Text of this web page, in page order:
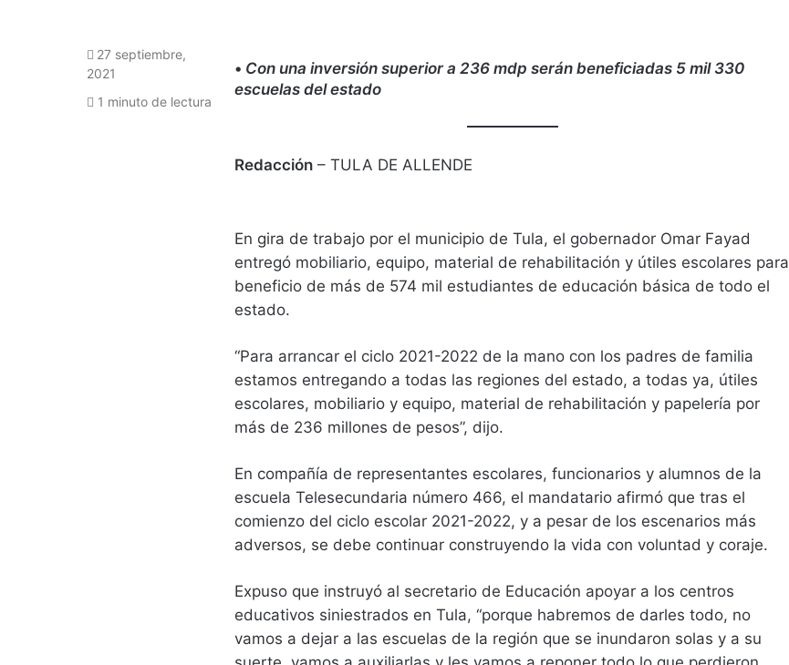
• Con una inversión superior a 236 mdp serán beneficiadas 5 mil 330
escuelas del estado
Redacción – TULA DE ALLENDE
En gira de trabajo por el municipio de Tula, el gobernador Omar Fayad
entregó mobiliario, equipo, material de rehabilitación y útiles escolares para
beneficio de más de 574 mil estudiantes de educación básica de todo el
estado.
“Para arrancar el ciclo 2021-2022 de la mano con los padres de familia
estamos entregando a todas las regiones del estado, a todas ya, útiles
escolares, mobiliario y equipo, material de rehabilitación y papelería por
más de 236 millones de pesos”, dijo.
En compañía de representantes escolares, funcionarios y alumnos de la
escuela Telesecundaria número 466, el mandatario afirmó que tras el
comienzo del ciclo escolar 2021-2022, y a pesar de los escenarios más
adversos, se debe continuar construyendo la vida con voluntad y coraje.
Expuso que instruyó al secretario de Educación apoyar a los centros
educativos siniestrados en Tula, “porque habremos de darles todo, no
vamos a dejar a las escuelas de la región que se inundaron solas y a su
27 septiembre,
2021
1 minuto de lectura